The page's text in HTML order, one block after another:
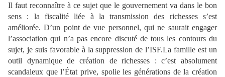
Il faut reconnaître à ce sujet que le gouvernement va dans le bon
sens : la fiscalité liée à la transmission des richesses s’est
améliorée. D’un point de vue personnel, qui ne saurait engager
l’association qui n’a pas encore discuté de tous les contours du
sujet, je suis favorable à la suppression de l’ISF.La famille est un
outil dynamique de création de richesses : c’est absolument
scandaleux que l’État prive, spolie les générations de la création